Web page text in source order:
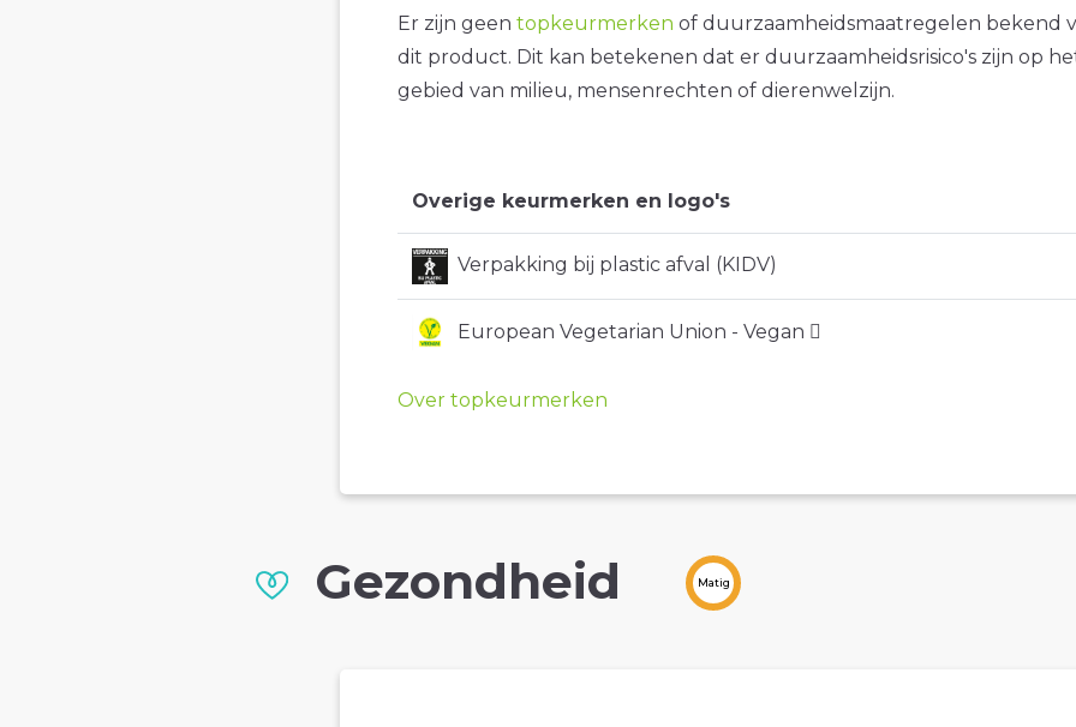
Er zijn geen topkeurmerken of duurzaamheidsmaatregelen bekend
dit product. Dit kan betekenen dat er duurzaamheidsrisico's zijn op
gebied van milieu, mensenrechten of dierenwelzijn.
Overige keurmerken en logo's
Verpakking bij plastic afval (KIDV)
European Vegetarian Union - Vegan
Over topkeurmerken
Gezondheid Matig